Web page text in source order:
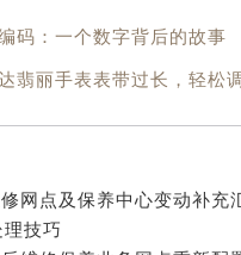
宁江区五环大街百达翡丽
市东昌区环通乡江南大街百
市双塔区新华路百达翡丽
市振兴区七经街百达翡丽
码：一个数字背后的故事
翡丽手表表带过长，轻松
技巧